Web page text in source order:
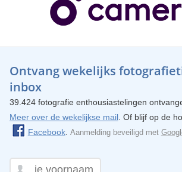
Ontvang wekelijks
inbox
39.424 fotografie enthousiastelingen
Meer over de wekelijkse mail. Of blijf op de
Facebook. Aanmelding beveiligd met